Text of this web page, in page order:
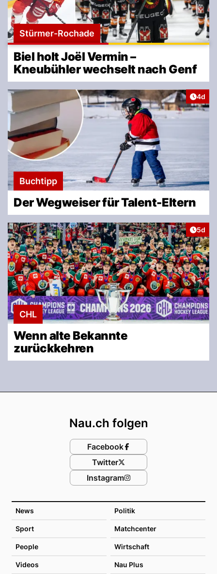
Stürmer-Rochade
Biel holt Joël Vermin –
Kneubühler wechselt nach Genf
4d
Buchtipp
Der Wegweiser für Talent-Eltern
5d
CHL
Wenn alte Bekannte
zurückkehren
News Politik
Sport Matchcenter
People Wirtschaft
Videos Nau Plus
Nau.ch folgen
Facebook
Twitter
Instagram